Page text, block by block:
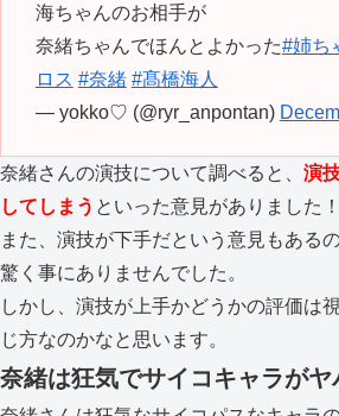
海ちゃんのお相手が
奈緒ちゃんでほんとよかった#姉ち
ロス #奈緒 #髙橋海人
— yokko♡ (@ryr_anpontan)
奈緒さんの演技について調べると、 演
してしまう といった意見がありました！
また、演技が下手だという意見もある
驚く事にありませんでした。
しかし、演技が上手かどうかの評価は
じ方なのかなと思います。
奈緒は狂気でサイコキャラがヤ